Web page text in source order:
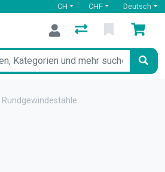
CH CHF Deutsch
Rundgewindestähle